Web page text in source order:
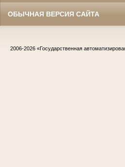
ОБЫЧНАЯ ВЕРСИЯ САЙТА
2006-2026 «Государственная